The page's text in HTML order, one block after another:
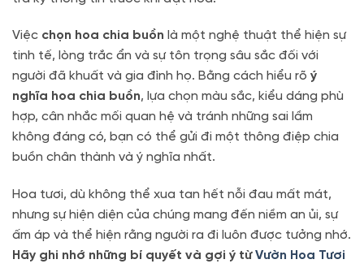
Việc chọn hoa chia buồn là một nghệ thuật thể hiện sự
tinh tế, lòng trắc ẩn và sự tôn trọng sâu sắc đối với
người đã khuất và gia đình họ. Bằng cách hiểu rõ ý
nghĩa hoa chia buồn, lựa chọn màu sắc, kiểu dáng phù
hợp, cân nhắc mối quan hệ và tránh những sai lầm
không đáng có, bạn có thể gửi đi một thông điệp chia
buồn chân thành và ý nghĩa nhất.
Hoa tươi, dù không thể xua tan hết nỗi đau mất mát,
nhưng sự hiện diện của chúng mang đến niềm an ủi, sự
ấm áp và thể hiện rằng người ra đi luôn được tưởng nhớ.
Hãy ghi nhớ những bí quyết và gợi ý từVườn Hoa Tươi